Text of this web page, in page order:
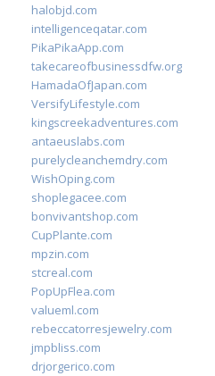
halobjd.com
intelligenceqatar.com
PikaPikaApp.com
takecareofbusinessdfw.org
HamadaOfJapan.com
VersifyLifestyle.com
kingscreekadventures.com
antaeuslabs.com
purelycleanchemdry.com
WishOping.com
shoplegacee.com
bonvivantshop.com
CupPlante.com
mpzin.com
stcreal.com
PopUpFlea.com
valueml.com
rebeccatorresjewelry.com
jmpbliss.com
drjorgerico.com